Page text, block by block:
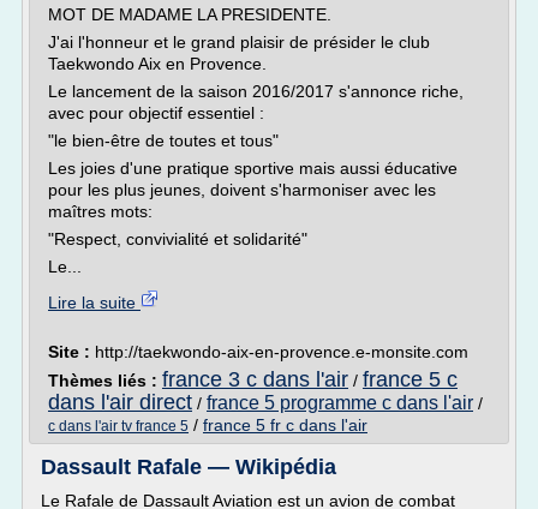
MOT DE MADAME LA PRESIDENTE.
J'ai l'honneur et le grand plaisir de présider le club
Taekwondo Aix en Provence.
Le lancement de la saison 2016/2017 s'annonce riche,
avec pour objectif essentiel :
"le bien-être de toutes et tous"
Les joies d'une pratique sportive mais aussi éducative
pour les plus jeunes, doivent s'harmoniser avec les
maîtres mots:
"Respect, convivialité et solidarité"
Le...
Lire la suite
Site : http://taekwondo-aix-en-provence.e-monsite.com
Thèmes liés : france 3 c dans l'air / france 5 c
dans l'air direct / france 5 programme c dans l'air /
c dans l'air tv france 5 / france 5 fr c dans l'air
Dassault Rafale — Wikipédia
Le Rafale de Dassault Aviation est un avion de combat